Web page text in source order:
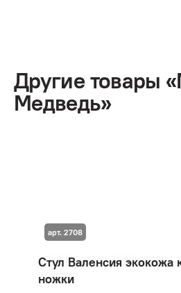
Другие товары
Медведь»
Стул Валенсия экокожа
ножки
арт. 2708